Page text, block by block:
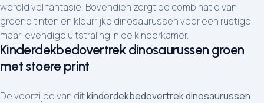
wereld vol fantasie. Bovendien zorgt de combinatie van
groene tinten en kleurrijke dinosaurussen voor een rustige
maar levendige uitstraling in de kinderkamer.
Kinderdekbedovertrek dinosaurussen groen
met stoere print
De voorzijde van ditkinderdekbedovertrek dinosaurussen